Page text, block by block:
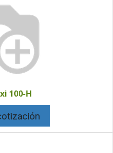
100-H